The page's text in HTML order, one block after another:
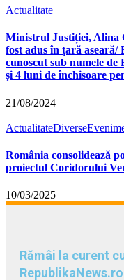
Actualitate
Ministrul Justiției, Alina
fost adus în țară aseară/
cunoscut sub numele de
și 4 luni de închisoare
21/08/2024
ActualitateDiverse
România consolidează
proiectul Coridorului
10/03/2025
Rămâi la curent
RepublikaNews.ro